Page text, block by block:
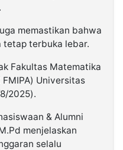
memastikan bahwa
tetap terbuka lebar.
Fakultas Matematika
Universitas
2025).
& Alumni
menjelaskan
selalu